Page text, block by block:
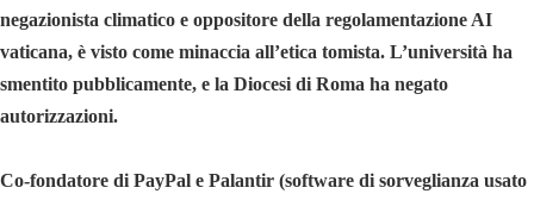
negazionista climatico e oppositore della regolamentazione AI
vaticana, è visto come minaccia all’etica tomista. L’università ha
smentito pubblicamente, e la Diocesi di Roma ha negato
autorizzazioni.
Co-fondatore di PayPal e Palantir (software di sorveglianza usato